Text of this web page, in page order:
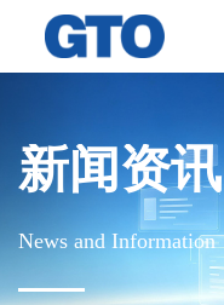
新闻资讯
News and Information